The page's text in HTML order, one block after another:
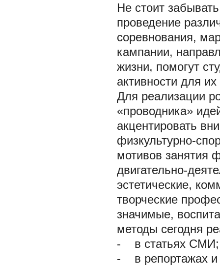
Не стоит
проведение
соревнования,
кампании,
жизни, помогут
активности для
Для реализации
«проводника»
акцентировать
физкультурно-
мотивов занятия
двигательно-
эстетические,
творческие
значимые,
методы сегодня
- в статьях СМИ;
- в репортажах и